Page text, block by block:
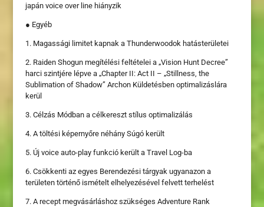
japán voice over line hiányzik
● Egyéb
1. Magassági limitet kapnak a Thunderwoodok hatásterületei
2. Raiden Shogun megítélési feltételei a „Vision Hunt Decree”
harci szintjére lépve a „Chapter II: Act II – „Stillness, the
Sublimation of Shadow” Archon Küldetésben optimalizáslára
kerül
3. Célzás Módban a célkereszt stílus optimalizálás
4. A töltési képernyőre néhány Súgó került
5. Új voice auto-play funkció került a Travel Log-ba
6. Csökkenti az egyes Berendezési tárgyak ugyanazon a
területen történő ismételt elhelyezésével felvett terhelést
7. A recept megvásárláshoz szükséges Adventure Rank